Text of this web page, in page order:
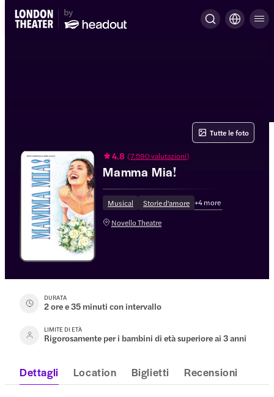
4.8 (7.590 valutazioni)
Mamma Mia!
Musical Storie d'amore +4more
Novello Theatre
Tutte le foto
DURATA
2 ore e 35 minuti con intervallo
LIMITE DI ETÀ
Rigorosamente per i bambini di età superiore ai 3 anni
Dettagli Location Biglietti Recensioni